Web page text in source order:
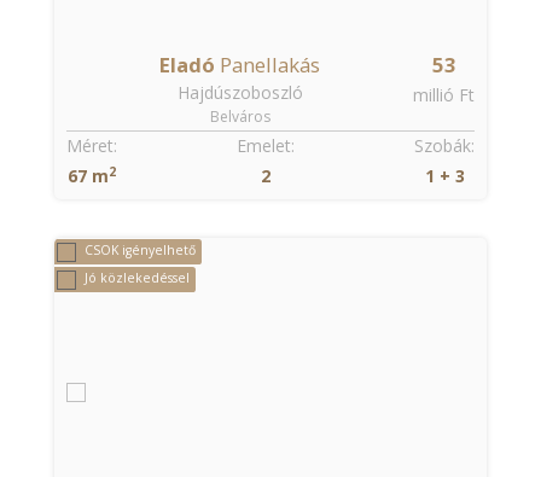
53
millió Ft
Eladó Panellakás
Hajdúszoboszló
Belváros
Szobák:
1 + 3
Méret:
67 m2
Emelet:
2
CSOK igényelhető
Jó közlekedéssel